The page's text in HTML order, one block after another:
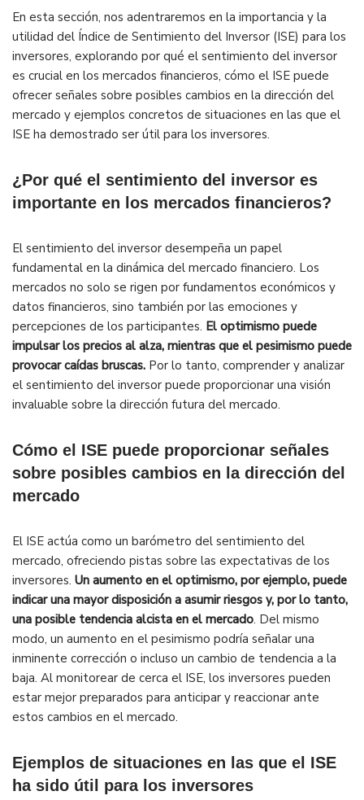
En esta sección, nos adentraremos en la importancia y la
utilidad del Índice de Sentimiento del Inversor (ISE) para los
inversores, explorando por qué el sentimiento del inversor
es crucial en los mercados financieros, cómo el ISE puede
ofrecer señales sobre posibles cambios en la dirección del
mercado y ejemplos concretos de situaciones en las que el
ISE ha demostrado ser útil para los inversores.
¿Por qué el sentimiento del inversor es
importante en los mercados financieros?
El sentimiento del inversor desempeña un papel
fundamental en la dinámica del mercado financiero. Los
mercados no solo se rigen por fundamentos económicos y
datos financieros, sino también por las emociones y
percepciones de los participantes. El optimismo puede
impulsar los precios al alza, mientras que el pesimismo puede
provocar caídas bruscas. Por lo tanto, comprender y analizar
el sentimiento del inversor puede proporcionar una visión
invaluable sobre la dirección futura del mercado.
Cómo el ISE puede proporcionar señales
sobre posibles cambios en la dirección del
mercado
El ISE actúa como un barómetro del sentimiento del
mercado, ofreciendo pistas sobre las expectativas de los
inversores. Un aumento en el optimismo, por ejemplo, puede
indicar una mayor disposición a asumir riesgos y, por lo tanto,
una posible tendencia alcista en el mercado. Del mismo
modo, un aumento en el pesimismo podría señalar una
inminente corrección o incluso un cambio de tendencia a la
baja. Al monitorear de cerca el ISE, los inversores pueden
estar mejor preparados para anticipar y reaccionar ante
estos cambios en el mercado.
Ejemplos de situaciones en las que el ISE
ha sido útil para los inversores